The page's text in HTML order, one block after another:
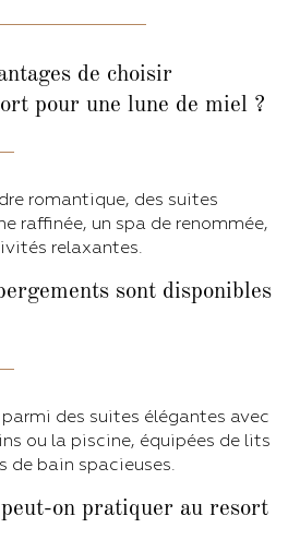
de choisir
pour une lune de miel ?
romantique, des suites
raffinée, un spa de renommée,
relaxantes.
sont disponibles
des suites élégantes avec
ou la piscine, équipées de lits
de bain spacieuses.
on pratiquer au resort